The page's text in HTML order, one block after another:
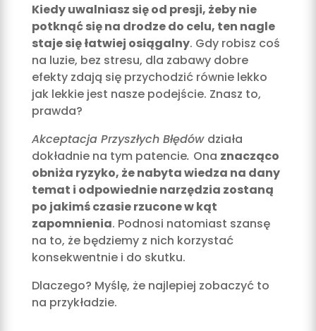
Kiedy uwalniasz się od presji, żeby nie
potknąć się na drodze do celu, ten nagle
staje się łatwiej osiągalny. Gdy robisz coś
na luzie, bez stresu, dla zabawy dobre
efekty zdają się przychodzić równie lekko
jak lekkie jest nasze podejście. Znasz to,
prawda?
Akceptacja Przyszłych Błędów działa
dokładnie na tym patencie. Ona znacząco
obniża ryzyko, że nabyta wiedza na dany
temat i odpowiednie narzędzia zostaną
po jakimś czasie rzucone w kąt
zapomnienia. Podnosi natomiast szansę
na to, że będziemy z nich korzystać
konsekwentnie i do skutku.
Dlaczego? Myślę, że najlepiej zobaczyć to
na przykładzie.